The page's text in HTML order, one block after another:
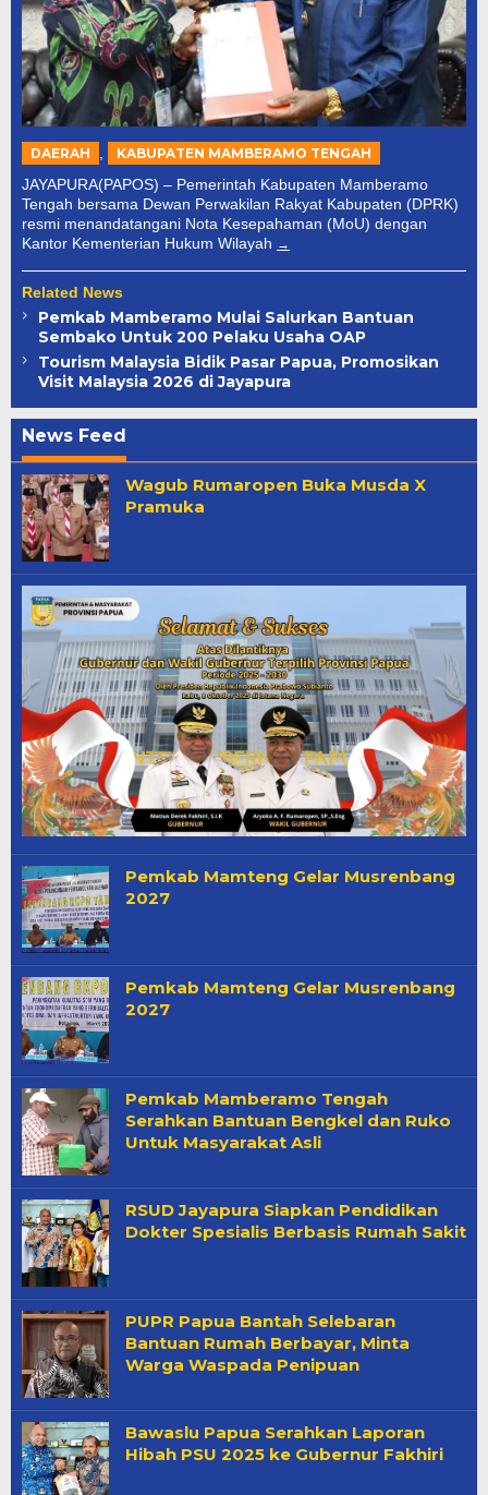
DAERAH KABUPATEN MAMBERAMO TENGAH
JAYAPURA(PAPOS) – Pemerintah Kabupaten Mamberamo
Tengah bersama Dewan Perwakilan Rakyat Kabupaten (DPRK)
resmi menandatangani Nota Kesepahaman (MoU) dengan
Kantor Kementerian Hukum Wilayah
Related News
Pemkab Mamberamo Mulai Salurkan Bantuan
Sembako Untuk 200 Pelaku Usaha OAP
Tourism Malaysia Bidik Pasar Papua, Promosikan
Visit Malaysia 2026 di Jayapura
News Feed
Papua
Pos
Wagub Rumaropen Buka Musda X
Pramuka
Pemkab Mamteng Gelar Musrenbang
2027
Pemkab Mamteng Gelar Musrenbang
2027
Pemkab Mamberamo Tengah
Serahkan Bantuan Bengkel dan Ruko
Untuk Masyarakat Asli
RSUD Jayapura Siapkan Pendidikan
Dokter Spesialis Berbasis Rumah Sakit
PUPR Papua Bantah Selebaran
Bantuan Rumah Berbayar, Minta
Warga Waspada Penipuan
Bawaslu Papua Serahkan Laporan
Hibah PSU 2025 ke Gubernur Fakhiri